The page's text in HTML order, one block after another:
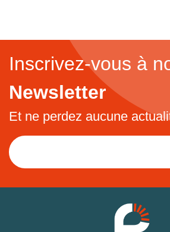
Inscrivez-vous à
Newsletter
Et ne perdez aucune